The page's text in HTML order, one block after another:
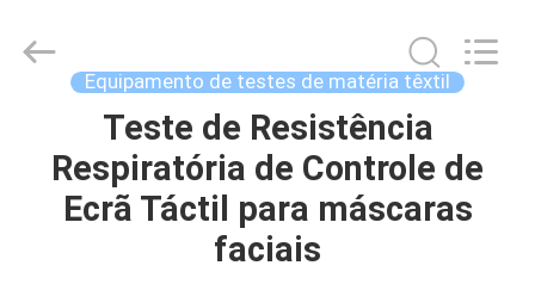
PRODUTOS
Reserved.
Developed
Equipamento de testes de matéria têxtil
Teste de Resistência
Respiratória de Controle de
Ecrã Táctil para máscaras
faciais